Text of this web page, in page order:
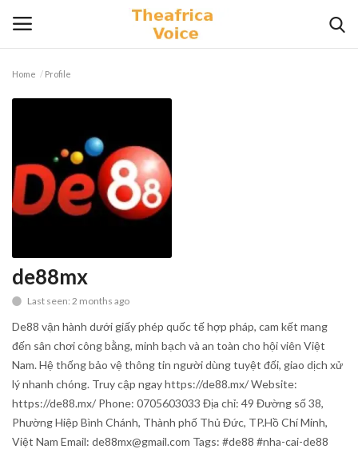
Contact
Lifestyle
Gallery
Blog
Trending
Home Profile
de88mx
Last seen: 2 months ago
De88 vận hành dưới giấy phép quốc tế hợp pháp, cam kết mang
đến sân chơi công bằng, minh bạch và an toàn cho hội viên Việt
Nam. Hệ thống bảo vệ thông tin người dùng tuyệt đối, giao dịch xử
lý nhanh chóng. Truy cập ngay https://de88.mx/ Website:
https://de88.mx/ Phone: 0705603033 Địa chỉ: 49 Đường số 38,
Phường Hiệp Bình Chánh, Thành phố Thủ Đức, TP.Hồ Chí Minh,
Việt Nam Email: de88mx@gmail.com Tags: #de88 #nha-cai-de88